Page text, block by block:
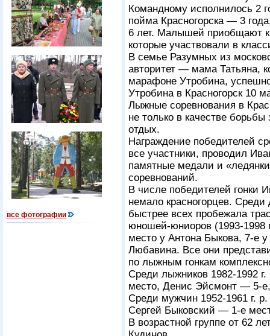
все фотографии
Командному исполнилось 2
пойма Красногорска — 3
6 лет. Малышей приобщают
которые участвовали в
В семье Разумных из
авторитет — мама Татьяна,
марафоне Утробина,
Утробина в Красногорск 10
Лыжные соревнования в
не только в качестве
отдых.
Награждение победителей
все участники, проводил
памятные медали и
соревнований.
В числе победителей гонки
немало красногорцев.
быстрее всех пробежала
юношей-юниоров (1993-1998
место у Антона Быкова, 7-е у
Любавина. Все они
по лыжным гонкам
Среди лыжников 1982-1992 г.
место, Денис Эйсмонт — 5-е,
Среди мужчин 1952-1961 г. р.
Сергей Быковский — 1-е
В возрастной группе от 62